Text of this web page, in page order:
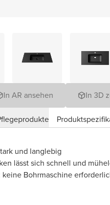
In AR ansehen In 3D
und langlebig
lässt sich schnell und
Bohrmaschine